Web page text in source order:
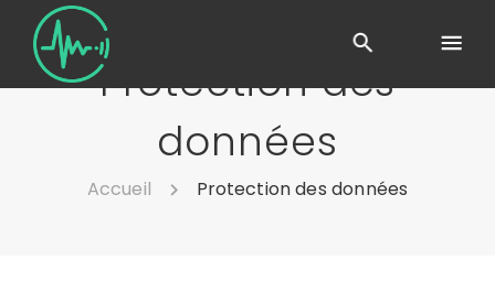
Protection des
données
Accueil Protection des données